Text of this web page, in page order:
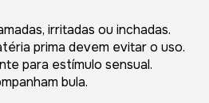
irritadas ou inchadas.
prima devem evitar o uso.
para estímulo sensual.
bula.